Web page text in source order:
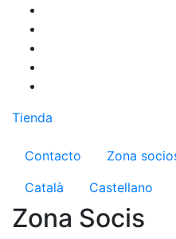
Pasar
contenido
principal
Tienda
Menú del
Contacto
Zona
Català
Castellano
Zona Socis